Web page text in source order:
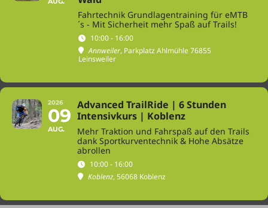
Fahrtechnik Grundlagentraining für eMTB
´s - Mit Sicherheit mehr Spaß auf Trails!
10:00 - 16:00
Annweiler, Parkplatz Ahlmühle 76855
Leinsweiler
2026
09
AUG.
Advanced TrailRide | 6 Stunden
Intensivkurs | Koblenz
Mehr Traktion und Fahrspaß auf den Trails
dank Sportkurventechnik & Hohe Absätze
abrollen
10:00 - 16:00
Koblenz, 56068 Koblenz